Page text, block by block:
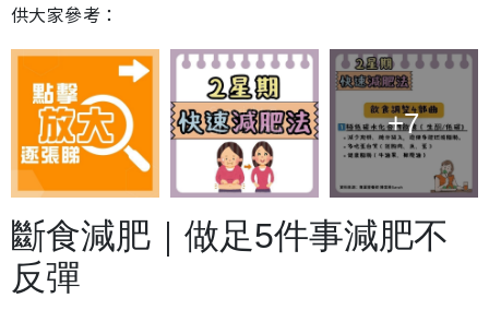
供大家參考：
+7
斷食減肥｜做足5件事減肥不
反彈